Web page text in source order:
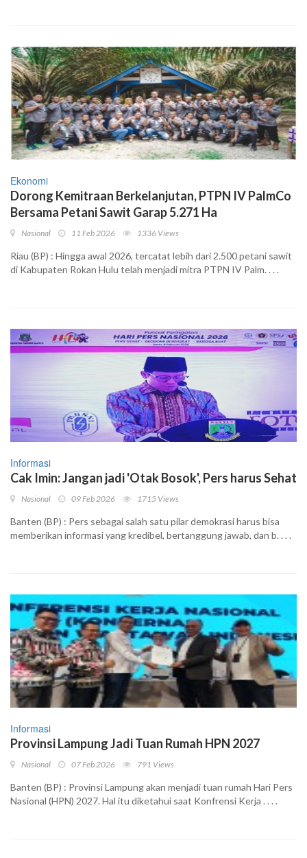
Ekonomi
Dorong Kemitraan Berkelanjutan, PTPN IV PalmCo
Bersama Petani Sawit Garap 5.271 Ha
Nasional 11 Feb 2026 1336 Views
Riau (BP) : Hingga awal 2026, tercatat lebih dari 2.500 petani sawit
di Kabupaten Rokan Hulu telah menjadi mitra PTPN IV Palm. . . .
Informasi
Cak Imin: Jangan jadi 'Otak Bosok', Pers harus Sehat
Nasional 09 Feb 2026 1715 Views
Banten (BP) : Pers sebagai salah satu pilar demokrasi harus bisa
memberikan informasi yang kredibel, bertanggung jawab, dan b. . . .
Informasi
Provinsi Lampung Jadi Tuan Rumah HPN 2027
Nasional 07 Feb 2026 791 Views
Banten (BP) : Provinsi Lampung akan menjadi tuan rumah Hari Pers
Nasional (HPN) 2027. Hal itu diketahui saat Konfrensi Kerja . . . .